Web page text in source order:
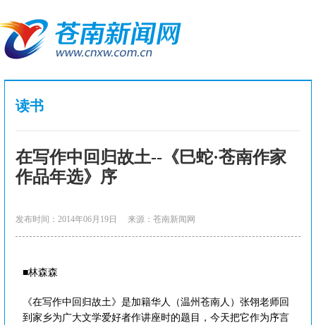
读书
在写作中回归故土--《巳蛇·苍南作家
作品年选》序
发布时间：2014年06月19日 来源：苍南新闻网
■林森森
《在写作中回归故土》是加籍华人（温州苍南人）张翎老师回
到家乡为广大文学爱好者作讲座时的题目，今天把它作为序言